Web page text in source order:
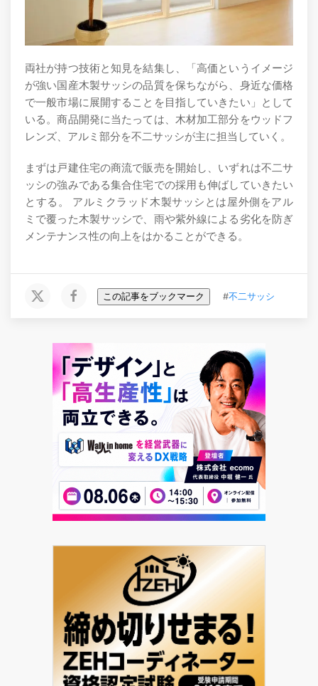
両社が持つ技術と知見を結集し、「高価というイメージ
が強い国産木製サッシの品質を保ちながら、身近な価格
で一般市場に展開することを目指していきたい」として
いる。商品開発に当たっては、木材加工部分をウッドフ
レンズ、アルミ部分を不二サッシが主に担当していく。
まずは戸建住宅の商流で販売を開始し、いずれは不二サ
ッシの強みである集合住宅での採用も伸ばしていきたい
とする。 アルミクラッド木製サッシとは屋外側をアル
ミで覆った木製サッシで、雨や紫外線による劣化を防ぎ
メンテナンス性の向上をはかることができる。
この記事をブックマーク #不二サッシ